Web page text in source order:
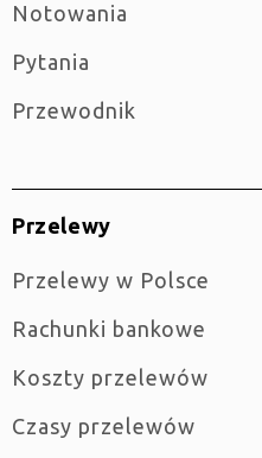
Notowania
Pytania
Przewodnik
Przelewy
Przelewy w Polsce
Rachunki bankowe
Koszty przelewów
Czasy przelewów